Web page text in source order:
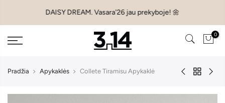
DAISY DREAM. Vasara'26 jau prekyboje! 🌼
0
Pradžia Apykaklės Collete Tiramisu Apykaklė